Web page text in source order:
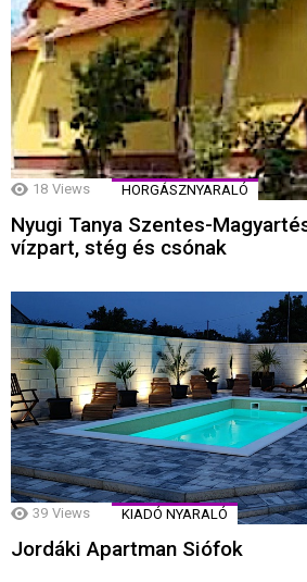
18 Views HORGÁSZNYARALÓ
Nyugi Tanya Szentes-
vízpart, stég és csónak
39 Views KIADÓ NYARALÓ
Jordáki Apartman Siófok